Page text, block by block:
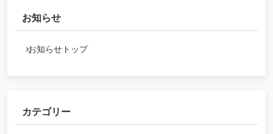
お知らせ
お知らせトップ
カテゴリー